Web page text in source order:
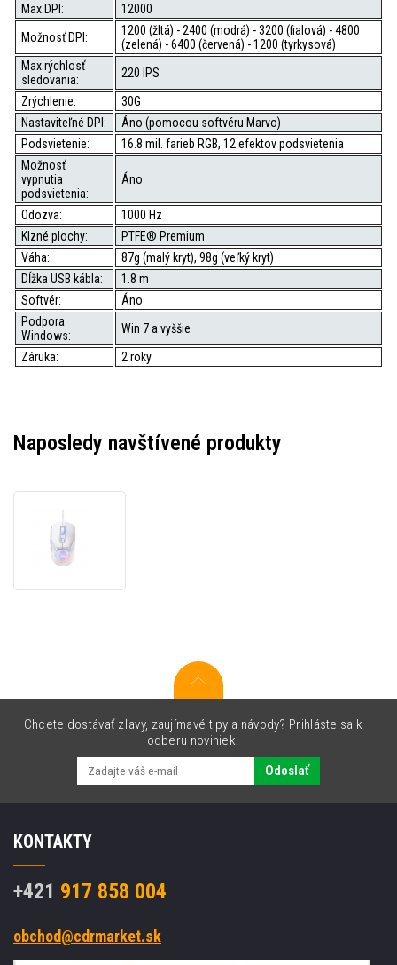
Max.DPI:
12000
Možnosť DPI:
1200 (žltá) - 2400 (modrá) - 3200 (fialová) - 4800
(zelená) - 6400 (červená) - 1200 (tyrkysová)
Max.rýchlosť
sledovania:
220 IPS
Zrýchlenie:
30G
Nastaviteľné DPI:
Áno (pomocou softvéru Marvo)
Podsvietenie:
16.8 mil. farieb RGB, 12 efektov podsvietenia
Možnosť
vypnutia
podsvietenia:
Áno
Odozva:
1000 Hz
Klzné plochy:
PTFE® Premium
Váha:
87g (malý kryt), 98g (veľký kryt)
Dĺžka USB kábla:
1.8 m
Softvér:
Áno
Podpora
Windows:
Win 7 a vyššie
Záruka:
2 roky
Naposledy navštívené produkty
G1,
USB,
biela,
herná,
podsvietenie
Chcete dostávať zľavy, zaujímavé tipy a návody? Prihláste sa k
odberu noviniek.
Odoslať
KONTAKTY
+421 917 858 004
obchod@cdrmarket.sk